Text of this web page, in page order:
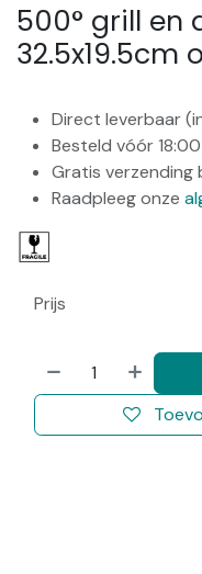
500° grill en
32.5x19.5cm
Direct leverbaar
Besteld vóór
Gratis verzending
Raadpleeg onze
Prijs